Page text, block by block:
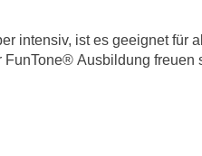
intensiv, ist es geeignet für
Ausbildung freuen